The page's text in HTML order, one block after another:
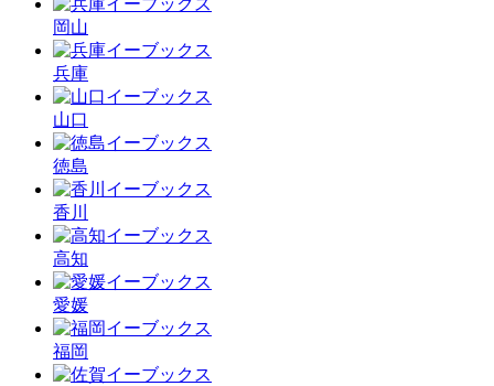
岡山
兵庫
山口
徳島
香川
高知
愛媛
福岡